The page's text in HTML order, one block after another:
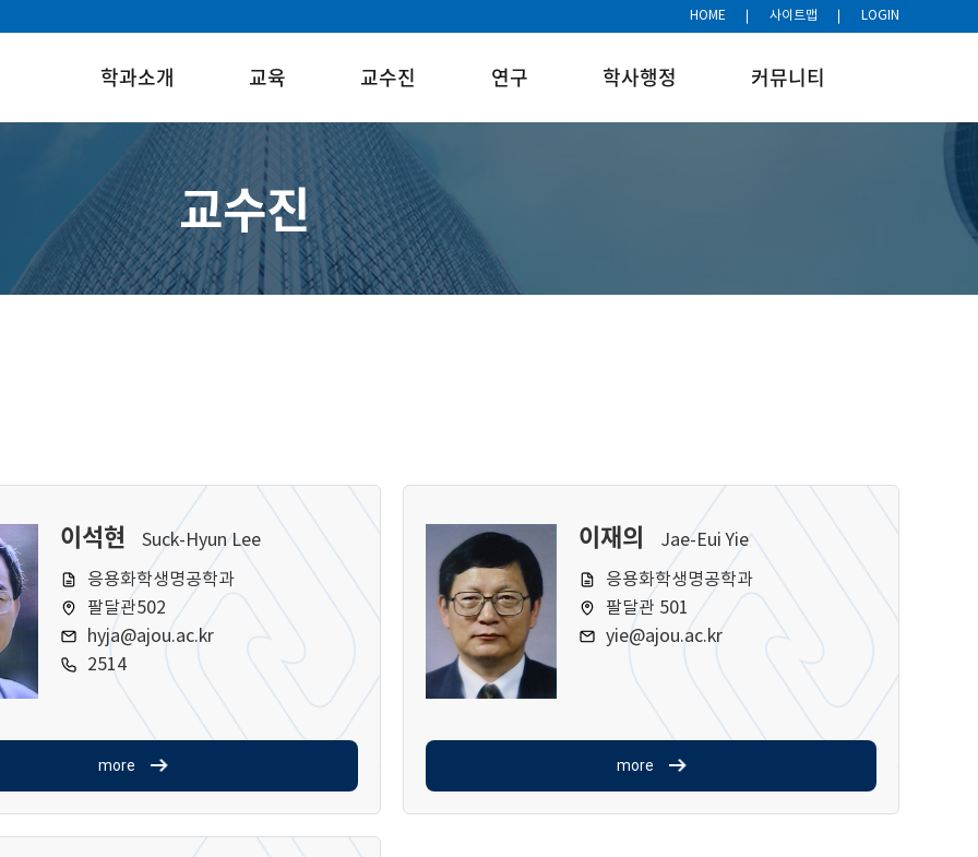
HOME 사이트맵 LOGIN
학과소개 교육 교수진 연구 학사행정 커뮤니티
교수진
이석현
Suck-Hyun Lee
응용화학생명공학과
팔달관502
hyja@ajou.ac.kr
2514
more
이재의
Jae-Eui Yie
응용화학생명공학과
팔달관 501
yie@ajou.ac.kr
more